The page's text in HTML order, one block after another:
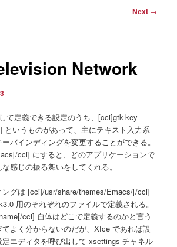
Next →
Network
て定義できる設定のうち、[cci]gtk-key-
というものがあって、主にテキスト入力系
バインディングを変更することができる。
cci] にすると、どのアプリケーションで
感じの振る舞いをしてくれる。
ングは [cci]/usr/share/themes/Emacs/[/cci]
用のそれぞれのファイルで定義される。
cci] 自体はどこで定義するのかと言う
よく分からないのだが、Xfce であれば設
エディタを呼び出して xsettings チャネル